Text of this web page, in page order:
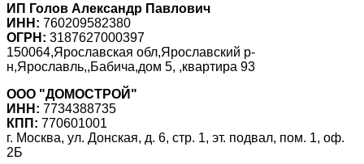
ИП Голов Александр Павлович
ИНН: 760209582380
ОГРН: 3187627000397
150064,Ярославская обл,Ярославский р-
н,Ярославль,,Бабича,дом 5, ,квартира 93
ООО "ДОМОСТРОЙ"
ИНН: 7734388735
КПП: 770601001
г. Москва, ул. Донская, д. 6, стр. 1, эт. подвал, пом. 1, оф.
2Б